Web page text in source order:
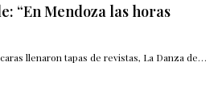
“En Mendoza las horas
llenaron tapas de revistas, La Danza de…